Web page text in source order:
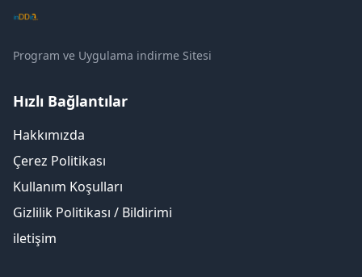
Program ve Uygulama indirme Sitesi
Hızlı Bağlantılar
Hakkımızda
Çerez Politikası
Kullanım Koşulları
Gizlilik Politikası / Bildirimi
iletişim